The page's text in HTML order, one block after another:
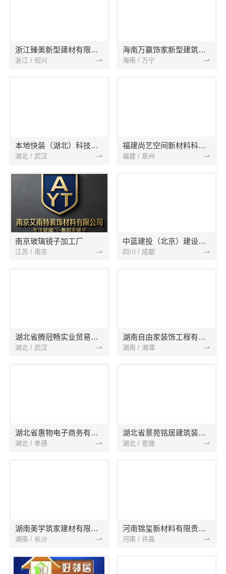
浙江臻美新型建材有限公司
浙江 / 绍兴
海南万赢饰家新型建筑材料有限公司
海南 / 万宁
本地快装（湖北）科技有限公司
湖北 / 武汉
福建尚艺空间新材料科技有限公司
福建 / 泉州
南京玻璃镜子加工厂
江苏 / 南京
中蓝建投（北京）建设有限公司四川第一分公司
四川 / 成都
湖北省腾冠畅实业贸易有限公司
湖北 / 武汉
湖南自由家装饰工程有限公司
湖南 / 湘潭
湖北省惠物电子商务有限公司
湖北 / 孝感
湖北省景苑铭居建筑装饰有限公司
湖北 / 恩施
湖南美学筑家建材有限公司
湖南 / 长沙
河南锦玺新材料有限责任公司
河南 / 许昌